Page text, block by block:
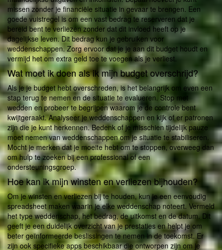
missen zonder je financiële situatie in gevaar te brengen. Een
goede vuistregel is om een vast bedrag te reserveren dat je
bereid bent te verliezen zonder dat dit invloed heeft op je
dagelijkse leven. Dit bedrag kun je gebruiken voor
weddenschappen. Zorg ervoor dat je je aan dit budget houdt en
vermijd het om extra geld toe te voegen als je verliest.
Wat moet ik doen als ik mijn budget overschrijd?
Als je je budget hebt overschreden, is het belangrijk om even een
stap terug te nemen en de situatie te evalueren. Stop met
wedden en probeer te begrijpen waarom je de controle bent
kwijtgeraakt. Analyseer je weddenschappen en kijk of er patronen
zijn die je kunt herkennen. Bedenk of je misschien tijdelijk pauze
moet nemen van weddenschappen om je situatie te stabiliseren.
Mocht je merken dat je moeite hebt om te stoppen, overweeg dan
om hulp te zoeken bij een professional of een
ondersteuningsgroep.
Hoe kan ik mijn winsten en verliezen bijhouden?
Om je winsten en verliezen bij te houden, kun je een eenvoudig
spreadsheet maken waarin je elke weddenschap noteert. Vermeld
het type weddenschap, het bedrag, de uitkomst en de datum. Dit
geeft je een duidelijk overzicht van je prestaties en helpt je om
beter geïnformeerde beslissingen te nemen in de toekomst. Er
zijn ook specifieke apps beschikbaar die ontworpen zijn om je